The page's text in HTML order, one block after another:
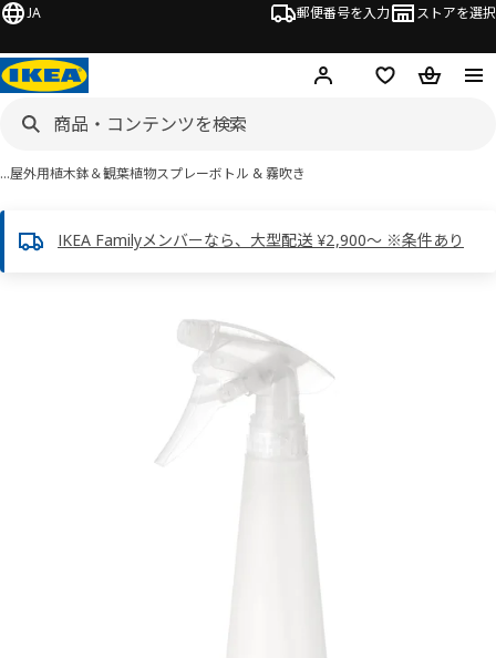
JA 郵便番号を入力 ストアを選択
ログイン・新規入会
欲しいものリスト
カート
…屋外用植木鉢＆観葉植物スプレーボトル & 霧吹き
IKEA Familyメンバーなら、大型配送 ¥2,900～ ※条件あり